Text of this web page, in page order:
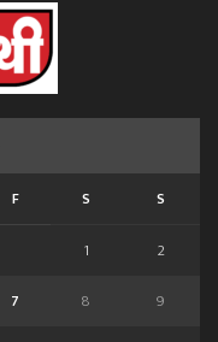
F S S
1
2
7 8
9